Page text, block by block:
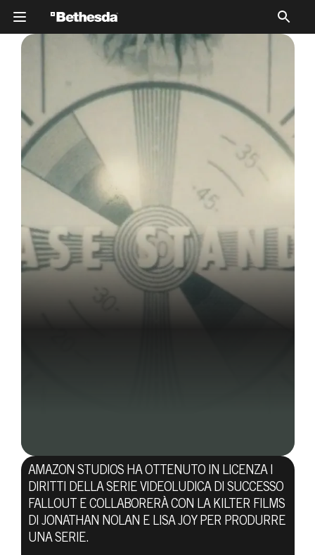
AMAZON STUDIOS HA OTTENUTO IN LICENZA I
DIRITTI DELLA SERIE VIDEOLUDICA DI SUCCESSO
FALLOUT E COLLABORERÀ CON LA KILTER FILMS
DI JONATHAN NOLAN E LISA JOY PER PRODURRE
UNA SERIE.